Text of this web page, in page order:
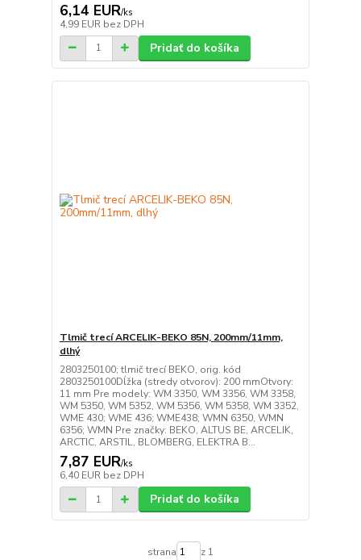
6,14 EUR/ks
4,99 EUR bez DPH
Pridať do košíka
Tlmič trecí ARCELIK-BEKO 85N, 200mm/11mm,
dlhý
2803250100; tlmič trecí BEKO, orig. kód
2803250100Dĺžka (stredy otvorov): 200 mmOtvory:
11 mm Pre modely: WM 3350, WM 3356, WM 3358,
WM 5350, WM 5352, WM 5356, WM 5358, WM 3352,
WME 430; WME 436; WME438; WMN 6350, WMN
6356; WMN Pre značky: BEKO, ALTUS BE, ARCELIK,
ARCTIC, ARSTIL, BLOMBERG, ELEKTRA B...
7,87 EUR/ks
6,40 EUR bez DPH
Pridať do košíka
strana z 1